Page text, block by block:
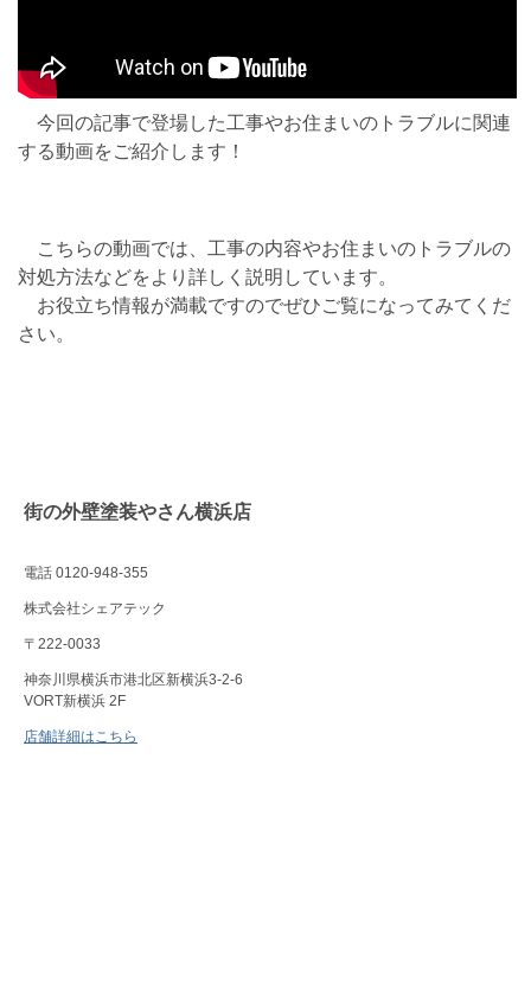
今回の記事で登場した工事やお住まいのトラブルに関連
する動画をご紹介します！
こちらの動画では、工事の内容やお住まいのトラブルの
対処方法などをより詳しく説明しています。
お役立ち情報が満載ですのでぜひご覧になってみてくだ
さい。
街の外壁塗装やさん横浜店
電話 0120-948-355
株式会社シェアテック
〒222-0033
神奈川県横浜市港北区新横浜3-2-6
VORT新横浜 2F
店舗詳細はこちら